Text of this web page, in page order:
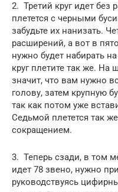
2. Третий круг идет без
плетется с черными
забудьте их нанизать.
расширений, а вот в
нужно будет набирать
круг плетите так же. На
значит, что вам нужно
голову, затем крупную
так как потом уже
Седьмой плетется так
сокращением.
3. Теперь сзади, в том
идет 78 звено, нужно
руководствуясь